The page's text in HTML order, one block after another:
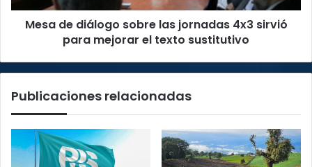
para
mejorar
Mesa de diálogo sobre las jornadas 4x3 sirvió
para mejorar el texto sustitutivo
Publicaciones relacionadas